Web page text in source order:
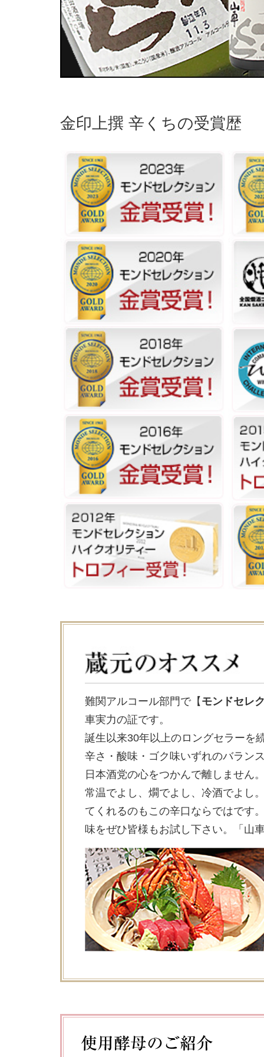
金印上撰 辛くちの受賞歴
難関アルコール部門で【 モンドセレ
車実力の証です。
誕生以来30年以上のロングセラーを
辛さ・酸味・ゴク味いずれのバラン
日本酒党の心をつかんで離しません
常温でよし、燗でよし、冷酒でよし
てくれるのもこの辛口ならではです
味をぜひ皆様もお試し下さい。「山